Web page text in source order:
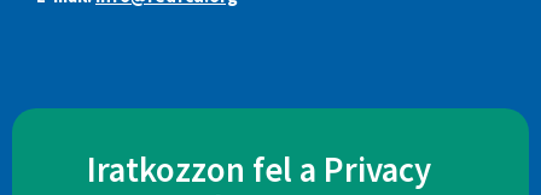
Iratkozzon fel a Privacy